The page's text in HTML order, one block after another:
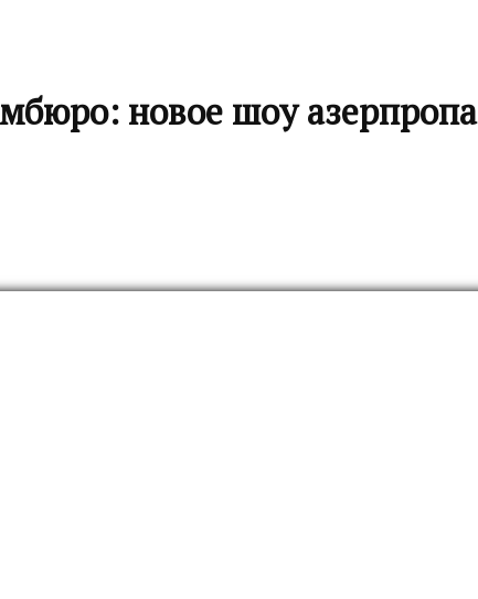
новое шоу азерпропа